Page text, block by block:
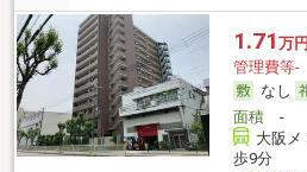
1.71 万円
管理費等-
なし
面積-
大阪メ
歩9分